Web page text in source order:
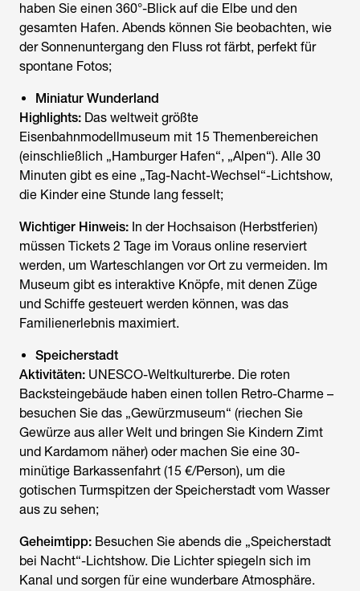
haben Sie einen 360°-Blick auf die Elbe und den
gesamten Hafen. Abends können Sie beobachten, wie
der Sonnenuntergang den Fluss rot färbt, perfekt für
spontane Fotos;
Miniatur Wunderland
Highlights: Das weltweit größte
Eisenbahnmodellmuseum mit 15 Themenbereichen
(einschließlich „Hamburger Hafen“, „Alpen“). Alle 30
Minuten gibt es eine „Tag-Nacht-Wechsel“-Lichtshow,
die Kinder eine Stunde lang fesselt;
Wichtiger Hinweis: In der Hochsaison (Herbstferien)
müssen Tickets 2 Tage im Voraus online reserviert
werden, um Warteschlangen vor Ort zu vermeiden. Im
Museum gibt es interaktive Knöpfe, mit denen Züge
und Schiffe gesteuert werden können, was das
Familienerlebnis maximiert.
Speicherstadt
Aktivitäten: UNESCO-Weltkulturerbe. Die roten
Backsteingebäude haben einen tollen Retro-Charme –
besuchen Sie das „Gewürzmuseum“ (riechen Sie
Gewürze aus aller Welt und bringen Sie Kindern Zimt
und Kardamom näher) oder machen Sie eine 30-
minütige Barkassenfahrt (15 €/Person), um die
gotischen Turmspitzen der Speicherstadt vom Wasser
aus zu sehen;
Geheimtipp: Besuchen Sie abends die „Speicherstadt
bei Nacht“-Lichtshow. Die Lichter spiegeln sich im
Kanal und sorgen für eine wunderbare Atmosphäre.